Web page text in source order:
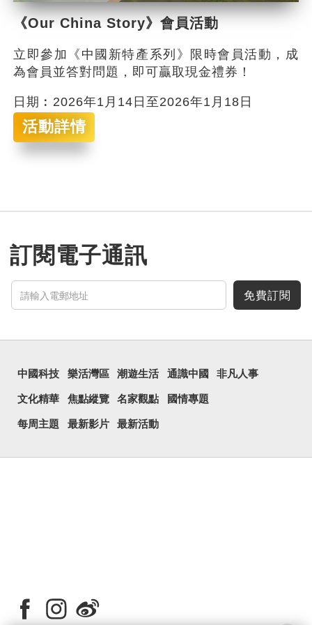
《Our China Story》會員活動
立即參加《中國新特產系列》限時會員活動，成
為會員並答對問題，即可贏取現金禮券！
日期︰2026年1月14日至2026年1月18日
活動詳情
訂閱電子通訊
免費訂閱
中國科技 樂活灣區 潮遊生活 通識中國 非凡人事
文化精華 焦點縱覽 名家觀點 國情專題
每周主題 最新影片 最新活動